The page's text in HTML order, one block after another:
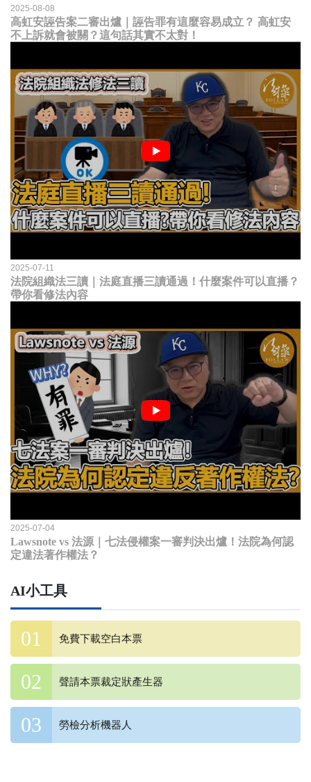
2025-08-08
高虹安誣告案二審出爐｜誣告罪有這麼容易成立？ 高虹安
不上訴就會被關？這句話其實不太對！
2025-07-11
法院組織法三讀｜法庭直播三讀通過！什麼案件可以直播？
帶你看修法內容
2025-07-04
Lawsnote vs 法源｜七法侵權案一審判決出爐！法院為何認
定違法著作權法？
AI小工具
免費下載空白本票
聲請本票裁定狀產生器
勞檢分析機器人